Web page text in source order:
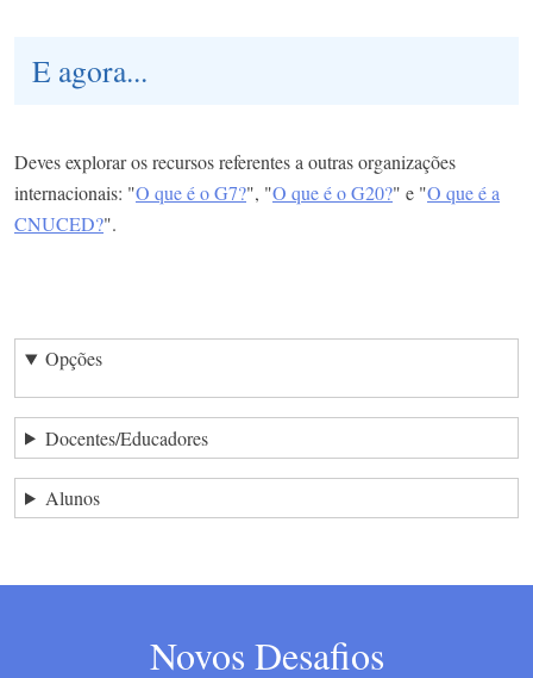
E agora...
Deves explorar os recursos referentes a outras organizações
internacionais: "O que é o G7?", "O que é o G20?" e "O que é a
CNUCED?".
Opções
Docentes/Educadores
Alunos
Novos Desafios